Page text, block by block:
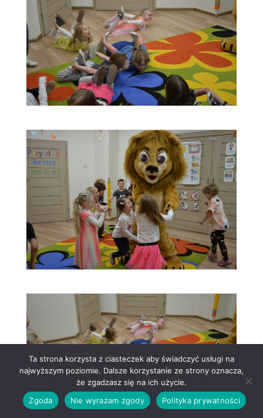
Ta strona korzysta z ciasteczek aby świadczyć usługi na
najwyższym poziomie. Dalsze korzystanie ze strony oznacza,
że zgadzasz się na ich użycie.
Zgoda
Nie wyrażam zgody Polityka prywatności